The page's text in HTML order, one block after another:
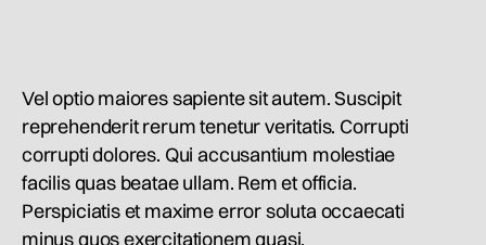
Vel optio maiores sapiente sit autem. Suscipit
reprehenderit rerum tenetur veritatis. Corrupti
corrupti dolores. Qui accusantium molestiae
facilis quas beatae ullam. Rem et officia.
Perspiciatis et maxime error soluta occaecati
minus quos exercitationem quasi.